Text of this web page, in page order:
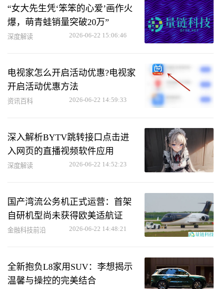
“女大先生凭‘笨笨的心爱’画作火
爆，萌青蛙销量突破20万”
深度解读 2026-06-22 15:06:46
电视家怎么开启活动优惠?电视家
开启活动优惠方法
资讯百科 2026-06-22 14:59:33
深入解析BYTV跳转接口点击进
入网页的直播视频软件应用
深度解读 2026-06-22 14:52:23
国产湾流公务机正式运营：首架
自研机型尚未获得欧美适航证
金融科技前沿 2026-06-22 14:48:21
全新抱负L8家用SUV：李想揭示
温馨与操控的完美结合